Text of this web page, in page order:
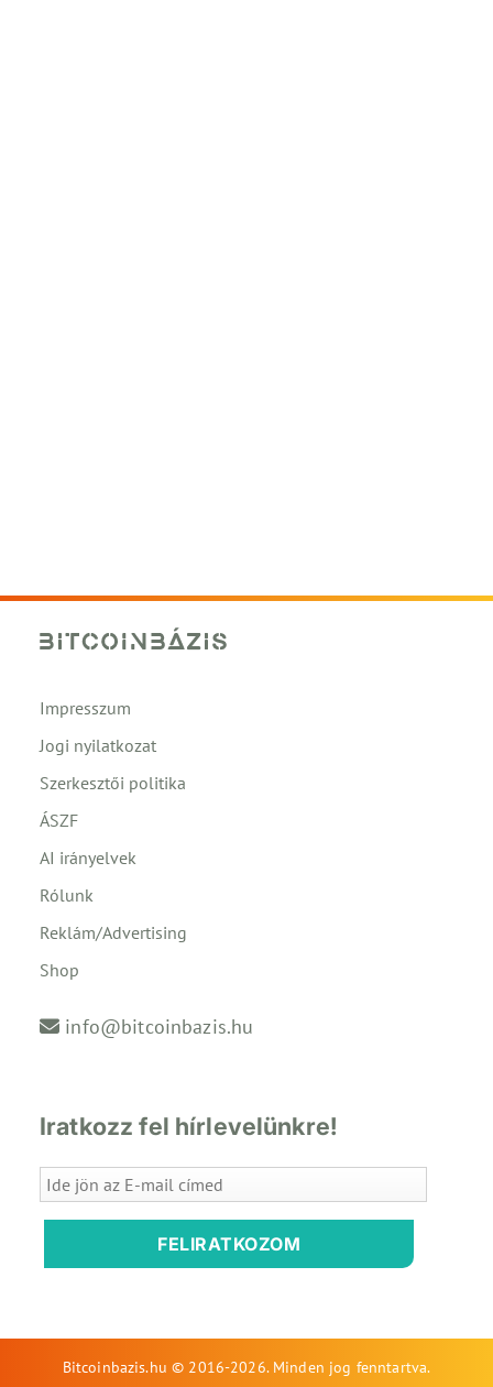
Impresszum
Jogi nyilatkozat
Szerkesztői politika
ÁSZF
AI irányelvek
Rólunk
Reklám/Advertising
Shop
info@bitcoinbazis.hu
Iratkozz fel hírlevelünkre!
FELIRATKOZOM
Bitcoinbazis.hu © 2016-2026. Minden jog fenntartva.